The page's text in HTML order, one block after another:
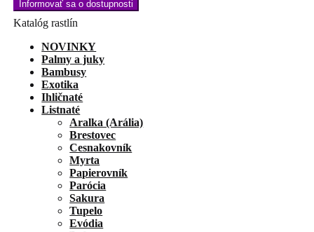
Katalóg rastlín
NOVINKY
Palmy a juky
Bambusy
Exotika
Ihličnaté
Listnaté
Aralka (Arália)
Brestovec
Cesnakovník
Myrta
Papierovník
Parócia
Sakura
Tupelo
Evódia